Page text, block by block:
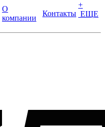
О
компании
Контакты
+
ЕЩЕ